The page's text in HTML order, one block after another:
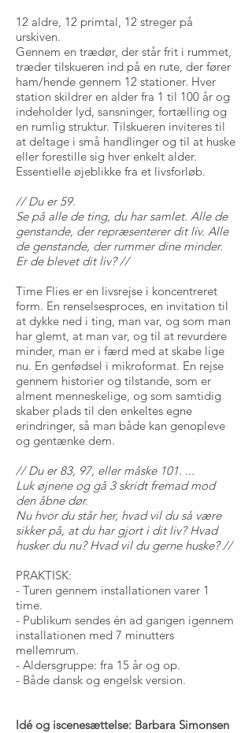
12 aldre, 12 primtal, 12 streger på
urskiven.
Gennem en trædør, der står frit i rummet,
træder tilskueren ind på en rute, der fører
ham/hende gennem 12 stationer. Hver
station skildrer en alder fra 1 til 100 år og
indeholder lyd, sansninger, fortælling og
en rumlig struktur. Tilskueren inviteres til
at deltage i små handlinger og til at huske
eller forestille sig hver enkelt alder.
Essentielle øjeblikke fra et livsforløb.
// Du er 59.
Se på alle de ting, du har samlet. Alle de
genstande, der repræsenterer dit liv. Alle
de genstande, der rummer dine minder.
Er de blevet dit liv? //
Time Flies er en livsrejse i koncentreret
form. En renselsesproces, en invitation til
at dykke ned i ting, man var, og som man
har glemt, at man var, og til at revurdere
minder, man er i færd med at skabe lige
nu. En genfødsel i mikroformat. En rejse
gennem historier og tilstande, som er
alment menneskelige, og som samtidig
skaber plads til den enkeltes egne
erindringer, så man både kan genopleve
og gentænke dem.
// Du er 83, 97, eller måske 101. ...
Luk øjnene og gå 3 skridt fremad mod
den åbne dør.
Nu hvor du står her, hvad vil du så være
sikker på, at du har gjort i dit liv? Hvad
husker du nu? Hvad vil du gerne huske? //
PRAKTISK:
- Turen gennem installationen varer 1
time.
- Publikum sendes én ad gangen igennem
installationen med 7 minutters
mellemrum.
- Aldersgruppe: fra 15 år og op.
- Både dansk og engelsk version.
Idé og iscenesættelse: Barbara Simonsen